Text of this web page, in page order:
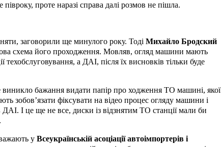
проте наразі справа далі розмов не пішла.
заговорили ще минулого року. Тоді Михайло Бродский
схема його проходження. Мовляв, огляд машини мають
техобслуговування, а ДАІ, після їх висновків тільки буде
бажання видати папір про ходження ТО машині, якої
зобов’язати фіксувати на відео процес огляду машини і
ДАІ. І це ще не все, диски із відзнятим ТО станції мали би
у Всеукраїнській асоціації автоімпортерів і